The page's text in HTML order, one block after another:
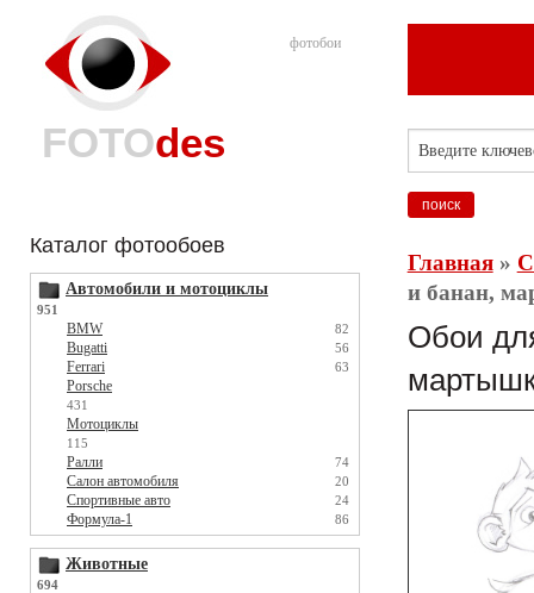
фотобои
FOTOdes
Каталог фотообоев
Автомобили и мотоциклы
951
BMW 82
Bugatti 56
Ferrari 63
Porsche
431
Мотоциклы
115
Ралли 74
Салон автомобиля 20
Спортивные авто 24
Формула-1 86
Животные
694
Главная»
и банан,
Обои